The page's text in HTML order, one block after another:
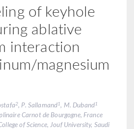
of keyhole
ablative
interaction
magnesium
2, P. Sallamand1, M. Duband1
Carnot de Bourgogne, France
of Science, Jouf University, Saudi